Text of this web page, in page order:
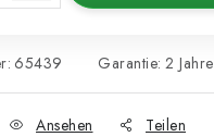
65439 Garantie: 2 Jahre
Ansehen Teilen